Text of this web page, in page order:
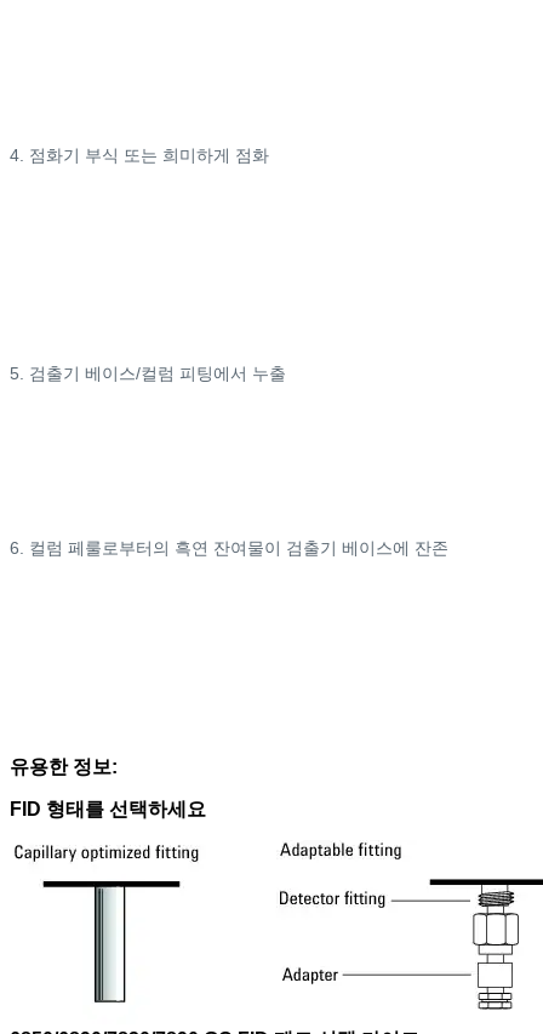
4. 점화기 부식 또는 희미하게 점화
5. 검출기 베이스/컬럼 피팅에서 누출
6. 컬럼 페룰로부터의 흑연 잔여물이 검출기 베이스에 잔존
유용한 정보:
FID 형태를 선택하세요